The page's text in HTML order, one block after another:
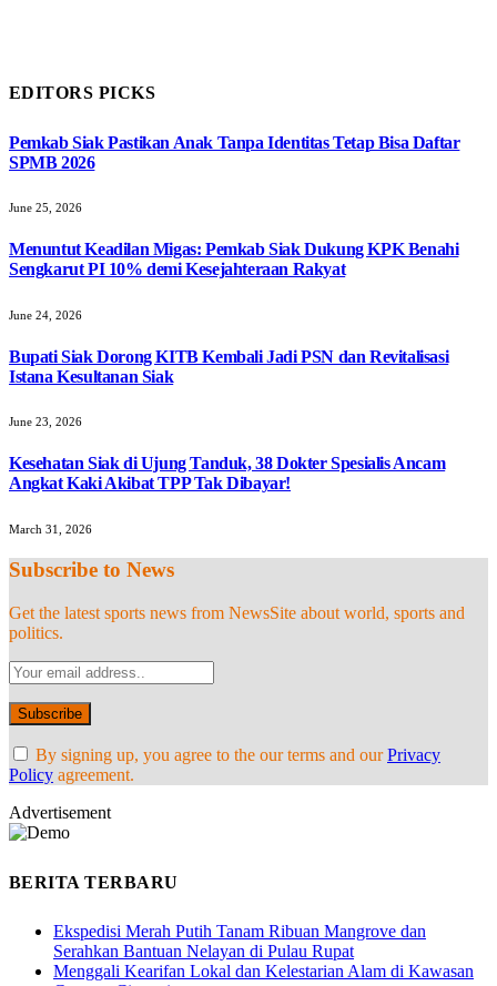
EDITORS PICKS
Pemkab Siak Pastikan Anak Tanpa Identitas Tetap Bisa Daftar
SPMB 2026
June 25, 2026
Menuntut Keadilan Migas: Pemkab Siak Dukung KPK Benahi
Sengkarut PI 10% demi Kesejahteraan Rakyat
June 24, 2026
Bupati Siak Dorong KITB Kembali Jadi PSN dan Revitalisasi
Istana Kesultanan Siak
June 23, 2026
Kesehatan Siak di Ujung Tanduk, 38 Dokter Spesialis Ancam
Angkat Kaki Akibat TPP Tak Dibayar!
March 31, 2026
Subscribe to News
Get the latest sports news from NewsSite about world, sports and
politics.
By signing up, you agree to the our terms and ourPrivacy
Policy agreement.
Advertisement
BERITA TERBARU
Ekspedisi Merah Putih Tanam Ribuan Mangrove dan
Serahkan Bantuan Nelayan di Pulau Rupat
Menggali Kearifan Lokal dan Kelestarian Alam di Kawasan